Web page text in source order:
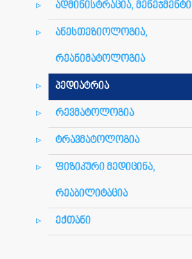
ადმინისტრაცია, მენეჯმენტი
ანესთეზიოლოგია,
რეანიმატოლოგია
პედიატრია
რევმატოლოგია
ტრავმატოლოგია
ფიზიკური მედიცინა,
რეაბილიტაცია
ექთანი